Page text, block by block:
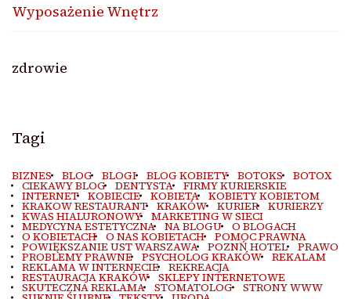
Wyposażenie Wnętrz
zdrowie
Tagi
BIZNES BLOG BLOGI BLOG KOBIETY BOTOKS BOTOX
CIEKAWY BLOG DENTYSTA FIRMY KURIERSKIE
INTERNET KOBIECIE KOBIETA KOBIETY KOBIETOM
KRAKOW RESTAURANT KRAKÓW KURIER KURIERZY
KWAS HIALURONOWY MARKETING W SIECI
MEDYCYNA ESTETYCZNA NA BLOGU O BLOGACH
O KOBIETACH O NAS KOBIETACH POMOC PRAWNA
POWIĘKSZANIE UST WARSZAWA POZNŃ HOTEL PRAWO
PROBLEMY PRAWNE PSYCHOLOG KRAKÓW REKALAM
REKLAMA W INTERNECIE REKREACJA
RESTAURACJA KRAKÓW SKLEPY INTERNETOWE
SKUTECZNA REKLAMA STOMATOLOG STRONY WWW